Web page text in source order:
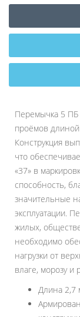
Перемычка 5 ПБ
проёмов
Конструкция
что
«37» в
способность,
значительные
эксплуатации.
жилых,
необходимо
нагрузки от
влаге, морозу и
Длина 2,7